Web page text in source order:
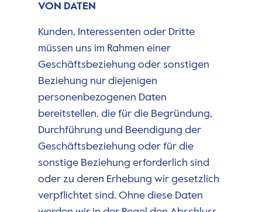
VON DATEN
Kunden, Interessenten oder Dritte
müssen uns im Rahmen einer
Geschäftsbeziehung oder sonstigen
Beziehung nur diejenigen
personenbezogenen Daten
bereitstellen, die für die Begründung,
Durchführung und Beendigung der
Geschäftsbeziehung oder für die
sonstige Beziehung erforderlich sind
oder zu deren Erhebung wir gesetzlich
verpflichtet sind. Ohne diese Daten